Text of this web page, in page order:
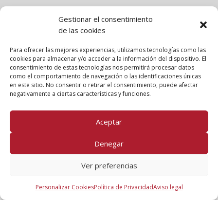
Gestionar el consentimiento
de las cookies
Para ofrecer las mejores experiencias, utilizamos tecnologías como las
cookies para almacenar y/o acceder a la información del dispositivo. El
consentimiento de estas tecnologías nos permitirá procesar datos
como el comportamiento de navegación o las identificaciones únicas
en este sitio. No consentir o retirar el consentimiento, puede afectar
negativamente a ciertas características y funciones.
Aceptar
Denegar
Ver preferencias
Personalizar CookiesPolítica de PrivacidadAviso legal
Política de privacidad
Política de cookies
Talleres
Conócenos
FOLLOW US!